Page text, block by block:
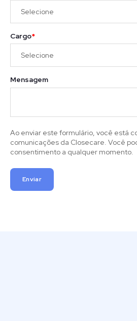
Cargo*
Mensagem
Ao enviar este formulário, você está
comunicações da Closecare. Você
consentimento a qualquer momento.